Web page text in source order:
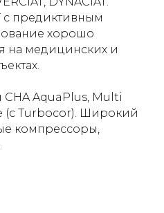
с предиктивным
хорошо
на медицинских и
AquaPlus, Multi
(с Turbocor). Широкий
компрессоры,